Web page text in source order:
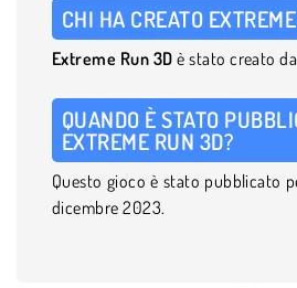
CHI HA CREATO
Extreme Run 3D è stato creato
QUANDO È STATO
EXTREME RUN 3D?
Questo gioco è stato pubblicato
dicembre 2023.